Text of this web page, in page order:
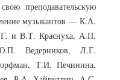
преподавательскую
музыкантов — К.А.
и В.Т. Краснуха, А.П.
Ведерников, Л.Г.
Т.И. Печинина,